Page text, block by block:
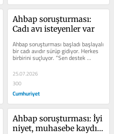
Ahbap soruşturması:
Cadı avı isteyenler var
Ahbap soruşturması başladı başlayalı
bir cadı avıdır sürüp gidiyor. Herkes
birbirini suçluyor. “Sen destek
verdin”, “Sen çağrı...
25.07.2026
300
Cumhuriyet
Ahbap soruşturması: İyi
niyet, muhasebe kaydı